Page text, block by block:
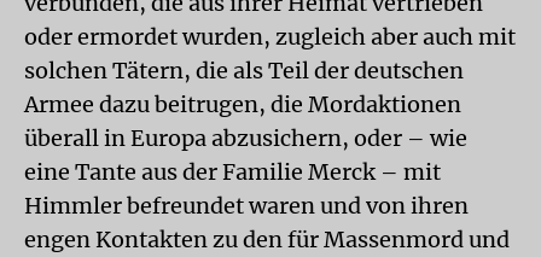
oder ermordet wurden, zugleich aber auch mit
solchen Tätern, die als Teil der deutschen
Armee dazu beitrugen, die Mordaktionen
überall in Europa abzusichern, oder – wie
eine Tante aus der Familie Merck – mit
Himmler befreundet waren und von ihren
engen Kontakten zu den für Massenmord und